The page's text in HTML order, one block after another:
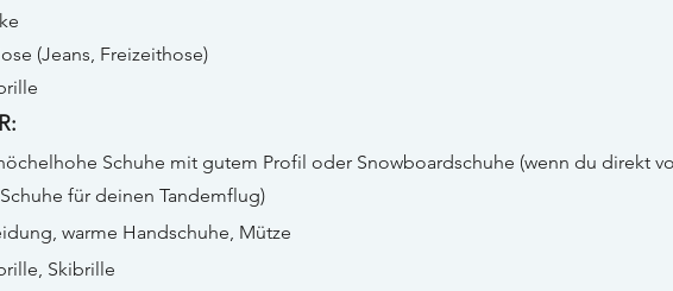
(Jeans, Freizeithose)
Schuhe mit gutem Profil oder Snowboardschuhe (wenn du direkt
für deinen Tandemflug)
warme Handschuhe, Mütze
Skibrille